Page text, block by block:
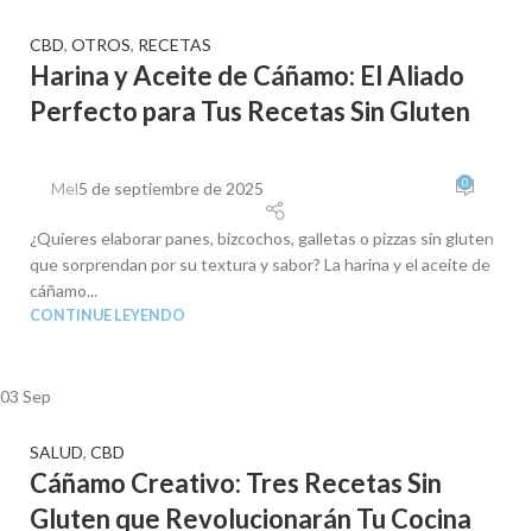
CBD, OTROS, RECETAS
Harina y Aceite de Cáñamo: El Aliado
Perfecto para Tus Recetas Sin Gluten
Mel5 de septiembre de 2025 0
¿Quieres elaborar panes, bizcochos, galletas o pizzas sin gluten
que sorprendan por su textura y sabor? La harina y el aceite de
cáñamo...
CONTINUE LEYENDO
03 Sep
SALUD, CBD
Cáñamo Creativo: Tres Recetas Sin
Gluten que Revolucionarán Tu Cocina